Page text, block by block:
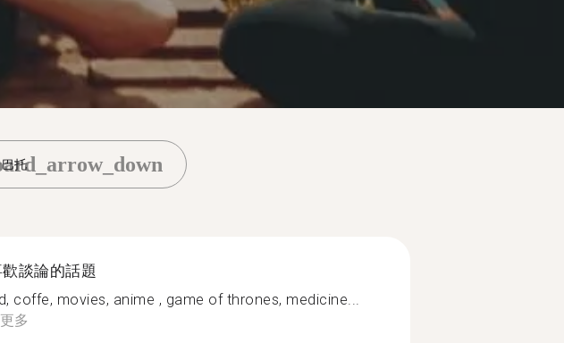
托
談論的話題
coffe, movies, anime , game of thrones, medicine...
多